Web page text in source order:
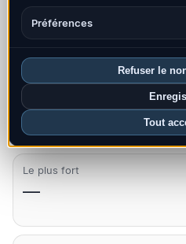
Préférences
Refuser le
Tout
Aperçu
FAQ
Séismes ce mois-ci
0
Le plus fort
—